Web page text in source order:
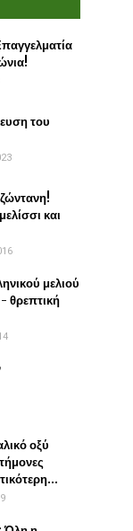
του
και
μελιού
θρεπτική
οξύ